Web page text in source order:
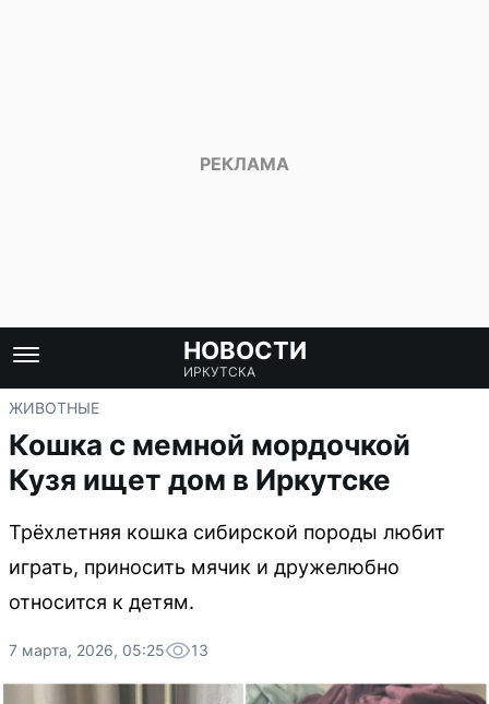
НОВОСТИ
ИРКУТСКА
ЖИВОТНЫЕ
Кошка с мемной мордочкой
Кузя ищет дом в Иркутске
Трёхлетняя кошка сибирской породы любит
играть, приносить мячик и дружелюбно
относится к детям.
7 марта, 2026, 05:25 13